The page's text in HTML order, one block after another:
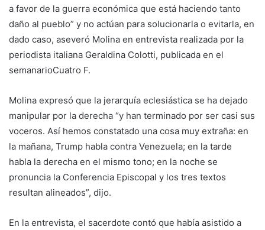
a favor de la guerra económica que está haciendo tanto
daño al pueblo” y no actúan para solucionarla o evitarla, en
dado caso, aseveró Molina en entrevista realizada por la
periodista italiana Geraldina Colotti, publicada en el
semanarioCuatro F.
Molina expresó que la jerarquía eclesiástica se ha dejado
manipular por la derecha “y han terminado por ser casi sus
voceros. Así hemos constatado una cosa muy extraña: en
la mañana, Trump habla contra Venezuela; en la tarde
habla la derecha en el mismo tono; en la noche se
pronuncia la Conferencia Episcopal y los tres textos
resultan alineados”, dijo.
En la entrevista, el sacerdote contó que había asistido a